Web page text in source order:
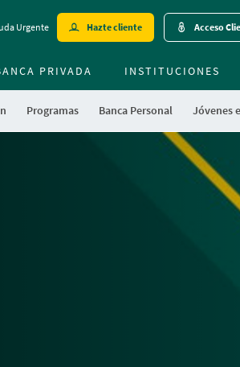
to
contentt
Urgente Hazte cliente Acceso
Programas Banca Personal Jóvenes
PRIVADA INSTITUCIONES